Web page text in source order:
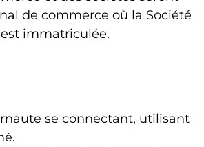
de commerce où la Société
immatriculée.
se connectant, utilisant